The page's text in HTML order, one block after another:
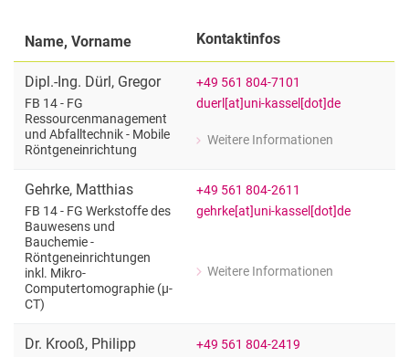
Name, Vorname Kontaktinfos
Dipl.-Ing. Dürl, Gregor
FB 14 - FG
Ressourcenmanagement
und Abfalltechnik - Mobile
Röntgeneinrichtung
+49 561 804-7101
duerl[at]uni-kassel[dot]de
Weitere Informationen
zu Dipl.-Ing. Gregor Dürl
Gehrke, Matthias
FB 14 - FG Werkstoffe des
Bauwesens und
Bauchemie -
Röntgeneinrichtungen
inkl. Mikro-
Computertomographie (µ-
CT)
+49 561 804-2611
gehrke[at]uni-kassel[dot]de
Weitere Informationen
zu Matthias Gehrke
Dr. Krooß, Philipp
+49 561 804-2419